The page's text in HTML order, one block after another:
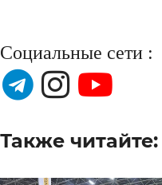
Социальные сети :
Также читайте: